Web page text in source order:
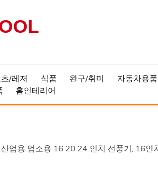
/레저 식품 완구/취미 자동차용품
홈인테리어
업용 업소용 16 20 24 인치 선풍기, 16인